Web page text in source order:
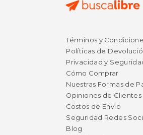
Términos y
Políticas de
Privacidad y
Cómo Comprar
Nuestras Formas de
Opiniones de Clientes
Costos de Envío
Seguridad Redes
Blog